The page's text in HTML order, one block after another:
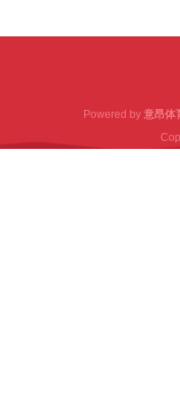
Powered by 意昂体